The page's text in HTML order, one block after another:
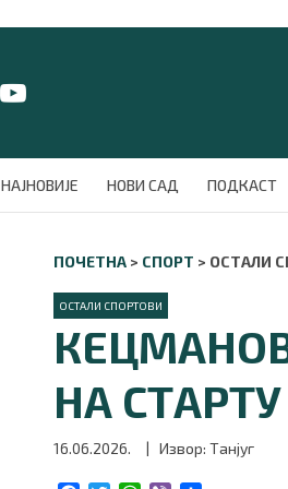
НАЈНОВИЈЕ НОВИ САД ПОДКАСТ
ПОЧЕТНА > СПОРТ > ОСТАЛИ
ОСТАЛИ СПОРТОВИ
НА
16.06.2026. | Извор: Танјуг